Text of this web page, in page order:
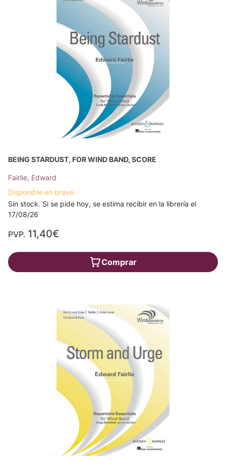
BEING STARDUST, FOR WIND BAND, SCORE
Fairlie, Edward
Disponible en breve
Sin stock. Si se pide hoy, se estima recibir en la librería el
17/08/26
PVP. 11,40€
Comprar